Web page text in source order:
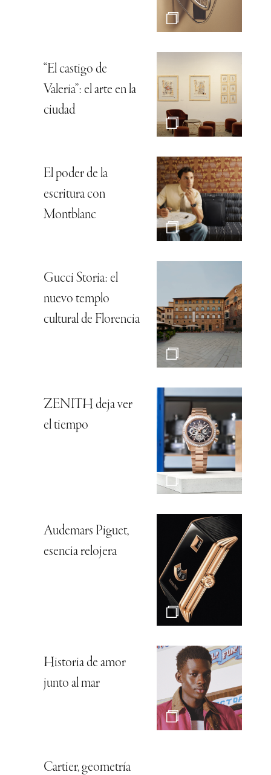
“El castigo de
Valeria”: el arte en la
ciudad
El poder de la
escritura con
Montblanc
Gucci Storia: el
nuevo templo
cultural de Florencia
ZENITH deja ver
el tiempo
Audemars Piguet,
esencia relojera
Historia de amor
junto al mar
Cartier, geometría